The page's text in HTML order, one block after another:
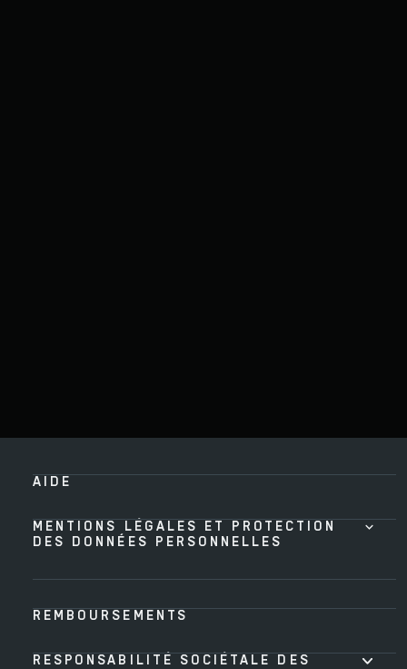
AIDE
MENTIONS LÉGALES ET PROTECTION
DES DONNÉES PERSONNELLES
REMBOURSEMENTS
RESPONSABILITÉ SOCIÉTALE DES